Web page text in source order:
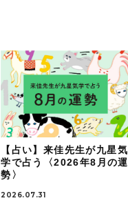
【占い】来佳先生が九星気
学で占う〈2026年8月の運
勢〉
2026.07.31